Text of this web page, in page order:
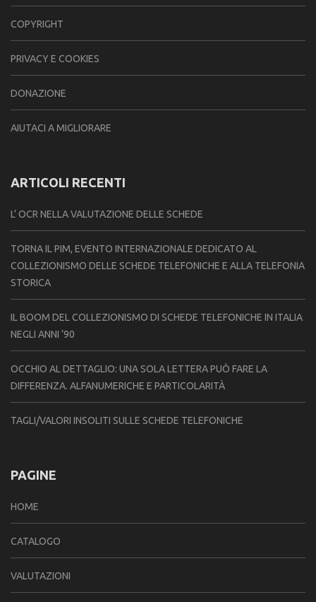
COPYRIGHT
PRIVACY E COOKIES
DONAZIONE
AIUTACI A MIGLIORARE
ARTICOLI RECENTI
L’ OCR NELLA VALUTAZIONE DELLE SCHEDE
TORNA IL PIM, EVENTO INTERNAZIONALE DEDICATO AL
COLLEZIONISMO DELLE SCHEDE TELEFONICHE E ALLA TELEFONIA
STORICA
IL BOOM DEL COLLEZIONISMO DI SCHEDE TELEFONICHE IN ITALIA
NEGLI ANNI ’90
OCCHIO AL DETTAGLIO: UNA SOLA LETTERA PUÒ FARE LA
DIFFERENZA. ALFANUMERICHE E PARTICOLARITÀ
TAGLI/VALORI INSOLITI SULLE SCHEDE TELEFONICHE
PAGINE
HOME
CATALOGO
VALUTAZIONI